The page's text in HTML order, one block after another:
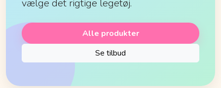
vælge det rigtige legetøj.
Alle produkter
Se tilbud